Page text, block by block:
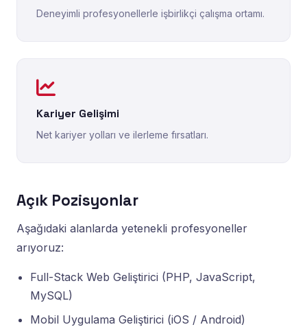
Deneyimli profesyonellerle işbirlikçi çalışma ortamı.
Kariyer Gelişimi
Net kariyer yolları ve ilerleme fırsatları.
Açık Pozisyonlar
Aşağıdaki alanlarda yetenekli profesyoneller
arıyoruz:
Full-Stack Web Geliştirici (PHP, JavaScript,
MySQL)
Mobil Uygulama Geliştirici (iOS / Android)